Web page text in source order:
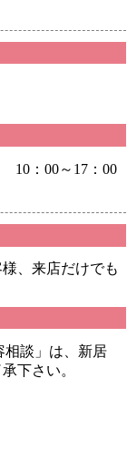
10：00～17：00
、来店だけでも
談」は、新居
下さい。